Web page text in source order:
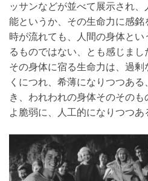
ッサンなどが並べて展示され
能というか、その生命力に感
時が流れても、人間の身体と
るものではない、とも感じまし
その身体に宿る生命力は、過
くにつれ、希薄になりつつあ
き、われわれの身体そのその
よ脆弱に、人工的になりつつあ